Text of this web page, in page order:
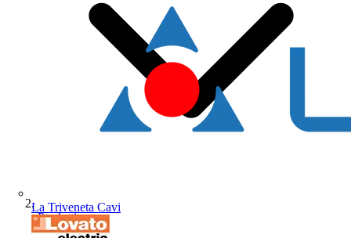
La Triveneta Cavi
Prodotti